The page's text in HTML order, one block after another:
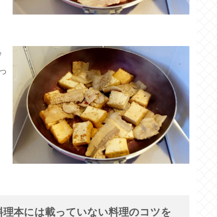
本には載っていない料理のコツを